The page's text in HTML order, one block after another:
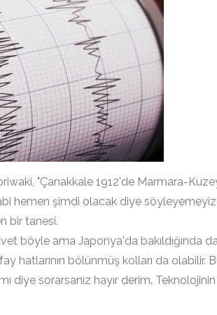
"Çanakkale 1912'de Marmara-
hemen şimdi olacak diye söyleyemeyiz
bir tanesi.
böyle ama Japonya'da bakıldığında
hatlarının bölünmüş kolları da olabilir.
diye sorarsanız hayır derim. Teknolojinin